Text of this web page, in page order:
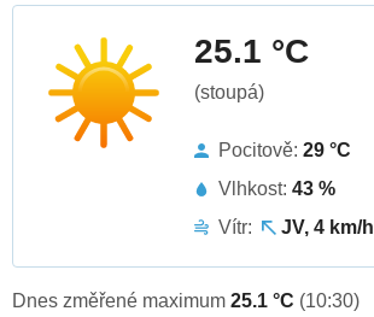
25.1 °C
(stoupá)
Pocitově: 29 °C
Vlhkost: 43 %
Vítr:
JV, 4 km/h
Dnes změřené maximum 25.1 °C (10:30)